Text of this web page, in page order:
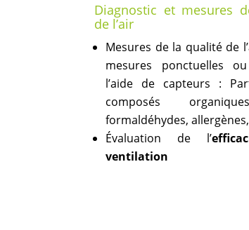
Diagnostic et mesures
de l’air
Mesures de la qualité de
mesures ponctuelles
l’aide de capteurs :
composés
formaldéhydes,
Évaluation de l’
ventilation